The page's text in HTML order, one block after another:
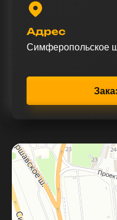
Адрес
Симферопольское